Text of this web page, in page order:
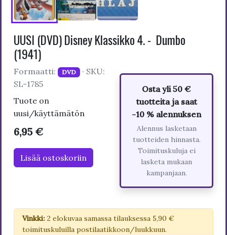
UUSI (DVD) Disney Klassikko 4. - Dumbo
(1941)
Formaatti: DVD · SKU:
SL-1785
Tuote on
uusi/käyttämätön
6,95 €
Lisää ostoskoriin
Osta yli 50 €
tuotteita ja saat
-10 % alennuksen
Alennus lasketaan
tuotteiden hinnasta.
Toimituskuluja ei
lasketa mukaan
kampanjaan.
Vinkki: 2 elokuvaa samassa tilauksessa 5,90 €
toimituskuluilla postilaatikkoon/luukkuun.